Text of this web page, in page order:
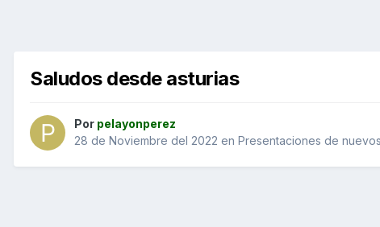
Saludos desde asturias
Por pelayonperez
28 de Noviembre del 2022 en Presentaciones de